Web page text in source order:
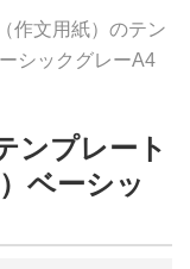
プ
レ
ト
(Mac
作文用紙）のテン
シックグレーA4
ンプレート
ベーシッ